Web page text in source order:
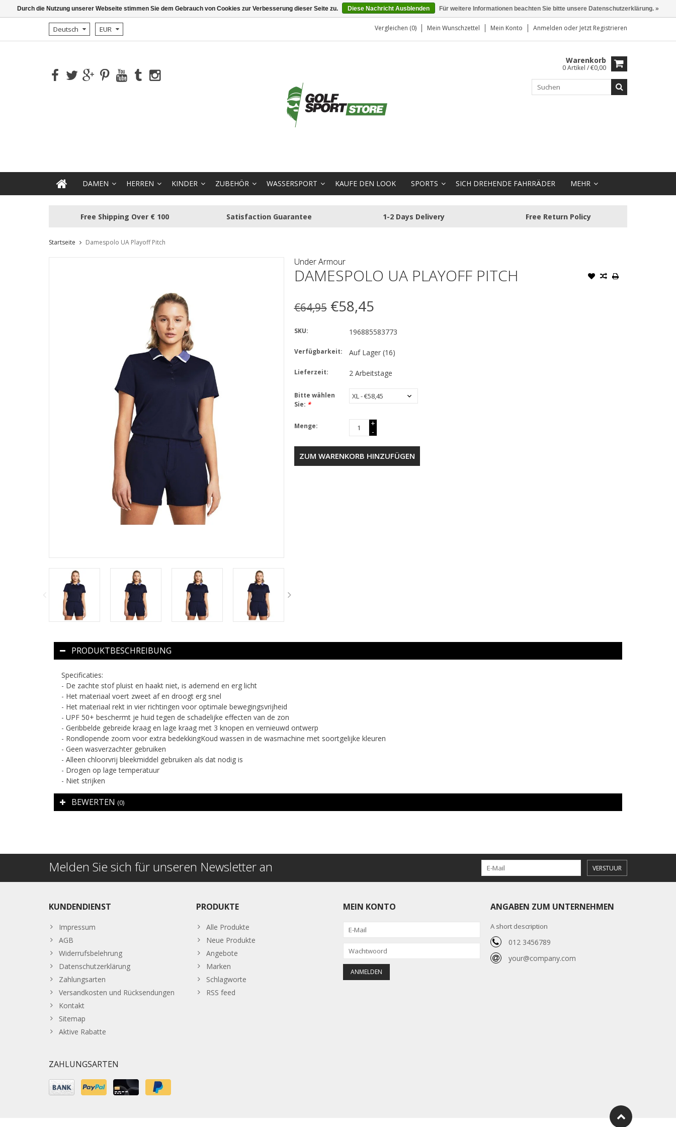
Deutsch EUR Vergleichen (0) Mein Wunschzettel Mein Konto Anmelden oder Jetzt Registrieren
Warenkorb
0 Artikel / €0,00
DAMEN HERREN KINDER ZUBEHÖR WASSERSPORT KAUFE DEN LOOK SPORTS SICH DREHENDE FAHRRÄDER MEHR
Free Shipping Over € 100 Satisfaction Guarantee 1-2 Days Delivery Free Return Policy
Startseite Damespolo UA Playoff Pitch
Under Armour
DAMESPOLO UA PLAYOFF PITCH
€64,95 €58,45
SKU: 196885583773
Verfügbarkeit: Auf Lager(16)
Lieferzeit: 2 Arbeitstage
Bitte wählen
Sie: *
Menge:
+
-
ZUM WARENKORB HINZUFÜGEN
PRODUKTBESCHREIBUNG
Specificaties:
- De zachte stof pluist en haakt niet, is ademend en erg licht
- Het materiaal voert zweet af en droogt erg snel
- Het materiaal rekt in vier richtingen voor optimale bewegingsvrijheid
- UPF 50+ beschermt je huid tegen de schadelijke effecten van de zon
- Geribbelde gebreide kraag en lage kraag met 3 knopen en vernieuwd ontwerp
- Rondlopende zoom voor extra bedekkingKoud wassen in de wasmachine met soortgelijke kleuren
- Geen wasverzachter gebruiken
- Alleen chloorvrij bleekmiddel gebruiken als dat nodig is
- Drogen op lage temperatuur
- Niet strijken
BEWERTEN (0)
Melden Sie sich für unseren Newsletter an VERSTUUR
KUNDENDIENST
Impressum
AGB
Widerrufsbelehrung
Datenschutzerklärung
Zahlungsarten
Versandkosten und Rücksendungen
Kontakt
Sitemap
Aktive Rabatte
PRODUKTE
Alle Produkte
Neue Produkte
Angebote
Marken
Schlagworte
RSS feed
MEIN KONTO ANGABEN ZUM UNTERNEHMEN
A short description
012 3456789
your@company.com
ZAHLUNGSARTEN
Durch die Nutzung unserer Webseite stimmen Sie dem Gebrauch von Cookies zur Verbesserung dieser Seite zu. Diese Nachricht Ausblenden Für weitere Informationen beachten Sie bitte unsere Datenschutzerklärung. »